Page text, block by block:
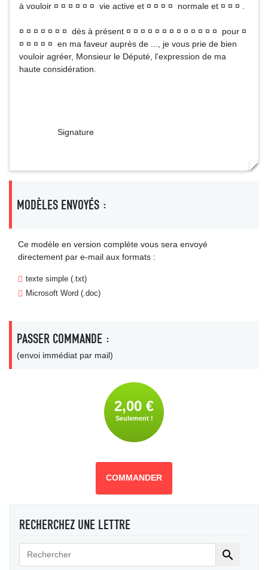
à vouloir ¤ ¤ ¤ ¤ ¤ ¤ vie active et ¤ ¤ ¤ ¤ normale et ¤ ¤ ¤ .
¤ ¤ ¤ ¤ ¤ ¤ ¤ dès à présent ¤ ¤ ¤ ¤ ¤ ¤ ¤ ¤ ¤ ¤ ¤ ¤ ¤ pour ¤
¤ ¤ ¤ ¤ ¤ en ma faveur auprès de ..., je vous prie de bien
vouloir agréer, Monsieur le Député, l'expression de ma
haute considération.
Signature
MODÈLES ENVOYÉS :
Ce modèle en version complète vous sera envoyé
directement par e-mail aux formats :
texte simple (.txt)
Microsoft Word (.doc)
PASSER COMMANDE :
(envoi immédiat par mail)
2,00 €
Seulement !
COMMANDER
RECHERCHEZ UNE LETTRE
